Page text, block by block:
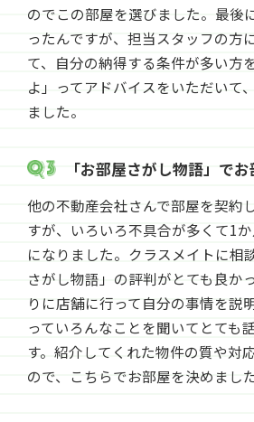
のでこの部屋を選びました。最後
ったんですが、担当スタッフの方
て、自分の納得する条件が多い方
よ」ってアドバイスをいただいて
ました。
「お部屋さがし物語」で
他の不動産会社さんで部屋を契約
すが、いろいろ不具合が多くて1
になりました。クラスメイトに相
さがし物語」の評判がとても良か
りに店舗に行って自分の事情を説
っていろんなことを聞いてとても
す。紹介してくれた物件の質や対
ので、こちらでお部屋を決めました